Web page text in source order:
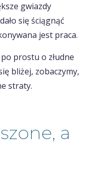
gwiazdy
się ściągnąć
jest praca.
prostu o złudne
bliżej, zobaczymy,
straty.
a